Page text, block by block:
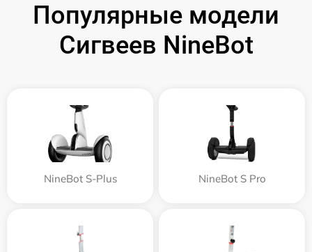
Популярные модели
Сигвеев NineBot
NineBot S-Plus NineBot S Pro